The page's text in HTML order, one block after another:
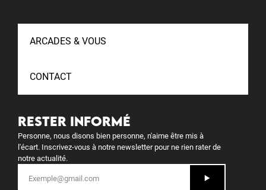
ARCADES & VOUS
CONTACT
RESTER INFORMÉ
Personne, nous disons bien personne, n'aime être mis à
l'écart. Inscrivez-vous à notre newsletter pour ne rien rater de
notre actualité.